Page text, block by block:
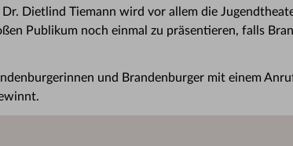
Dietlind Tiemann wird vor allem die
Publikum noch einmal zu präsentieren, falls
und Brandenburger mit einem